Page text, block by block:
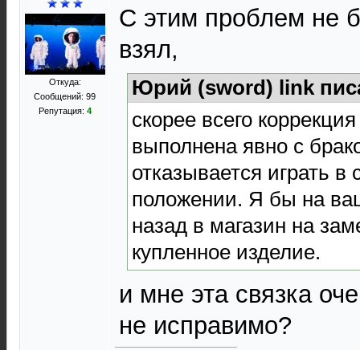
Откуда:
Сообщений: 99
Репутация: 4
С этим проблем не
взял,
Юрий (sword) link
скорее всего
выполнена явно с
отказывается играть
положении. Я бы на
назад в магазин на
купленное изделие.
и мне эта связка
не исправимо?